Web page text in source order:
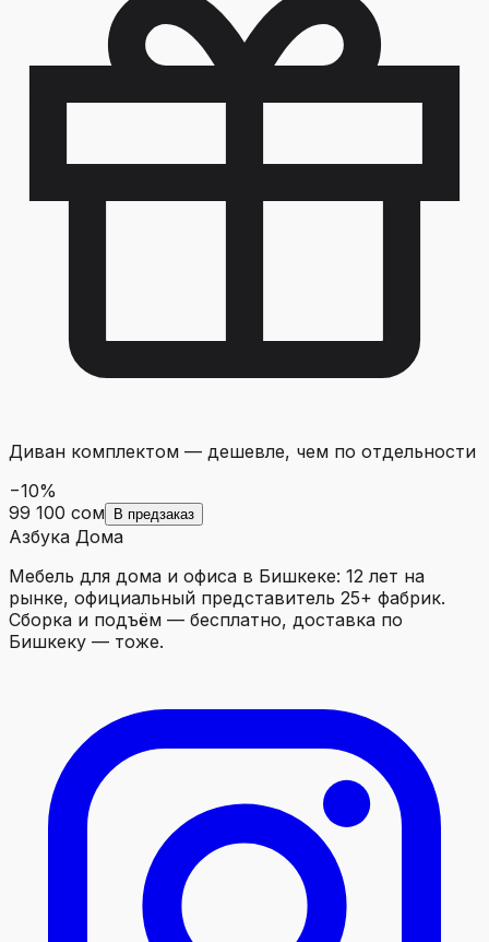
Диван комплектом — дешевле, чем по отдельности
−10%
99 100 сом
В предзаказ
Азбука Дома
Мебель для дома и офиса в Бишкеке: 12 лет на
рынке, официальный представитель 25+ фабрик.
Сборка и подъём — бесплатно, доставка по
Бишкеку — тоже.